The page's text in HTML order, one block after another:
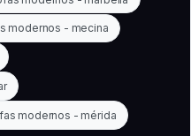
modernos - mecina
modernos - mérida